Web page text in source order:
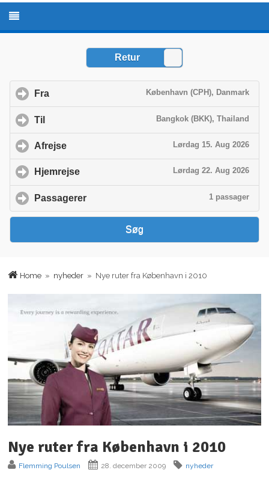
Home » nyheder » Nye ruter fra København i 2010
Nye ruter fra København i 2010
Flemming Poulsen 28. december 2009 nyheder